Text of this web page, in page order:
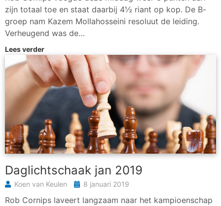
zijn totaal toe en staat daarbij 4½ riant op kop. De B-
groep nam Kazem Mollahosseini resoluut de leiding.
Verheugend was de…
Lees verder
Daglichtschaak jan 2019
Koen van Keulen 8 januari 2019
Rob Cornips laveert langzaam naar het kampioenschap